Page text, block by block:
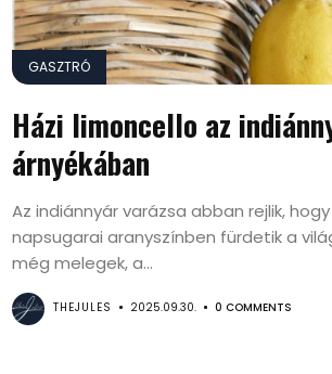
GASZTRÓ
Házi limoncello az
árnyékában
Az indiánnyár varázsa abban rejlik,
napsugarai aranyszínben fürdetik a
még melegek, a...
THEJULES 2025.09.30. 0 COMMENTS